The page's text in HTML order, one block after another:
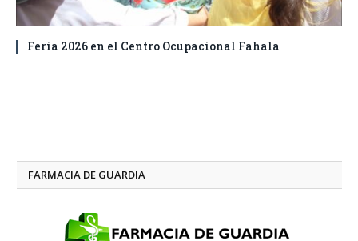
Feria 2026 en el Centro Ocupacional Fahala
FARMACIA DE GUARDIA